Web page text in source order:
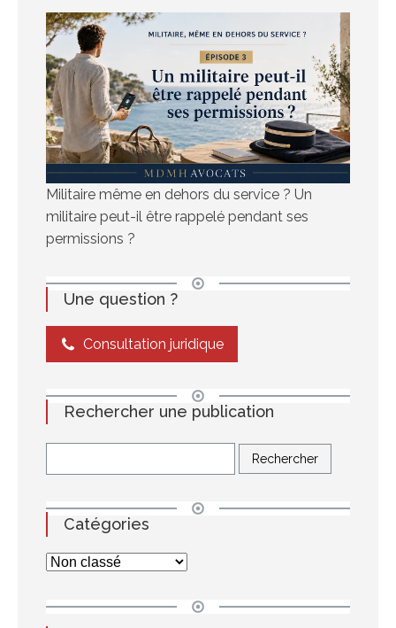
Militaire même en dehors du service ? Un
militaire peut-il être rappelé pendant ses
permissions ?
Une question ?
Consultation juridique
Rechercher une publication
Catégories